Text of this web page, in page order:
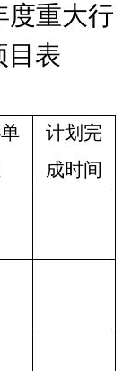
度重大行
目表
单
计划完
成时间